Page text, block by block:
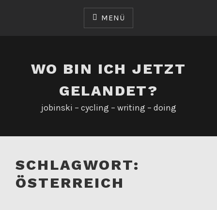
MENÜ
WO BIN ICH JETZT
GELANDET?
jobinski – cycling – writing – doing
SCHLAGWORT:
ÖSTERREICH